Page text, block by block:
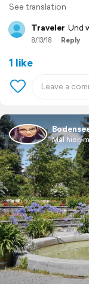
See translation
Traveler Und
8/13/18 Reply
1 like
Mal hier,